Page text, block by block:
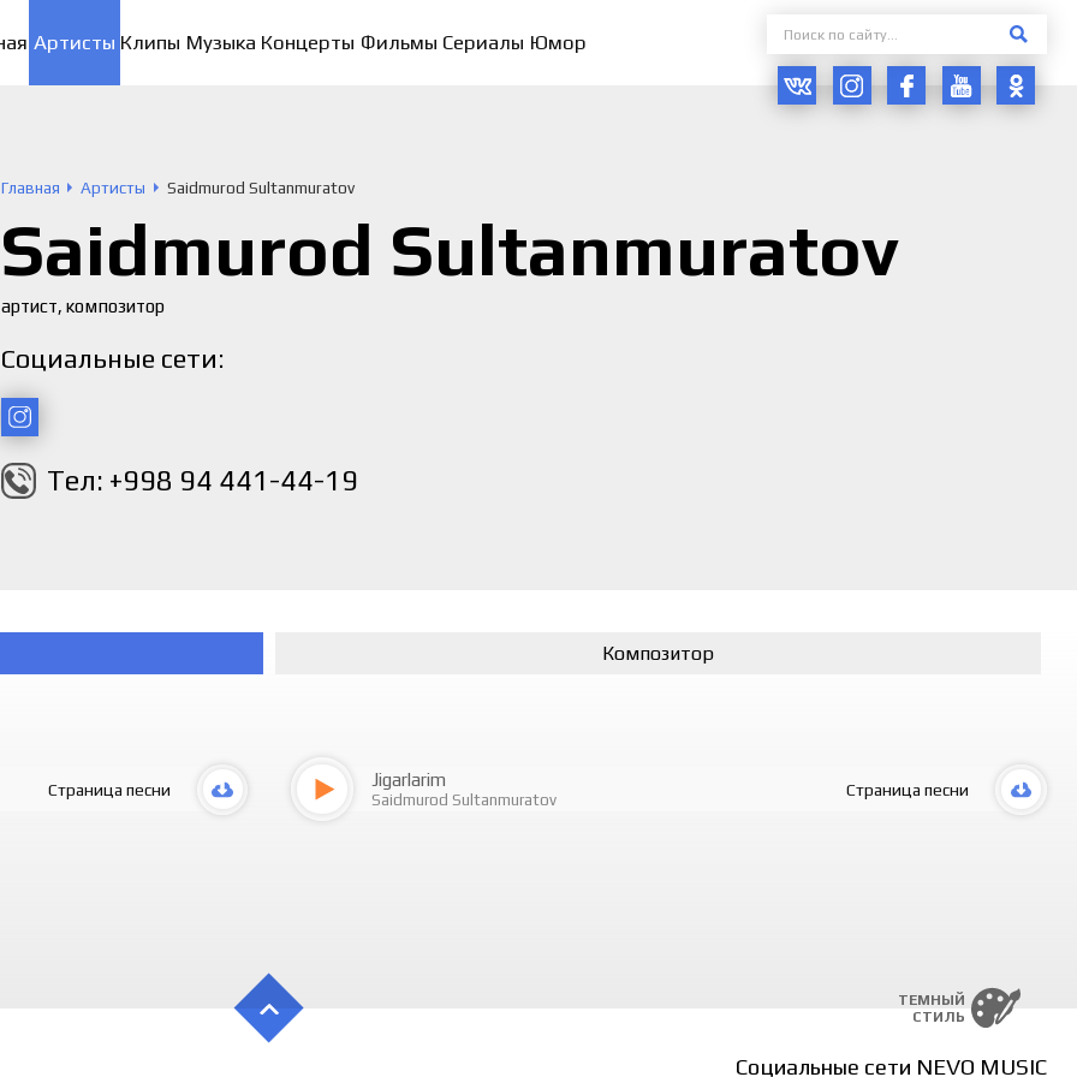
Артисты Клипы Музыка Концерты Фильмы Сериалы Юмор
Главная Артисты Saidmurod Sultanmuratov
Saidmurod Sultanmuratov
артист, композитор
Социальные сети:
Тел: +998 94 441-44-19
Композитор
Страница песни Jigarlarim
Saidmurod Sultanmuratov
Страница песни
ТЕМНЫЙ
СТИЛЬ
Социальные сети NEVO MUSIC